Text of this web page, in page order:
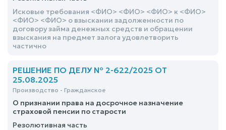
недействительными, о признании незаконными
писем ГБУ Астраханской области «Володарская
районная ветеринарная станция» от <дата> с
требованиями произвести убой всего поголовья
крупно рогатого скота, содержащегося в личных
- отказать
Исковые требования <ФИО> <ФИО> <ФИО> к <ФИО>
<ФИО> <ФИО> о взыскании задолженности по
договору займа денежных средств и обращении
взыскания на предмет залога удовлетворить
частично
РЕШЕНИЕ ПО ДЕЛУ № 2-622/2025 ОТ
25.08.2025
Производство - Гражданское
О признании права на досрочное назначение
страховой пенсии по старости
Резолютивная часть